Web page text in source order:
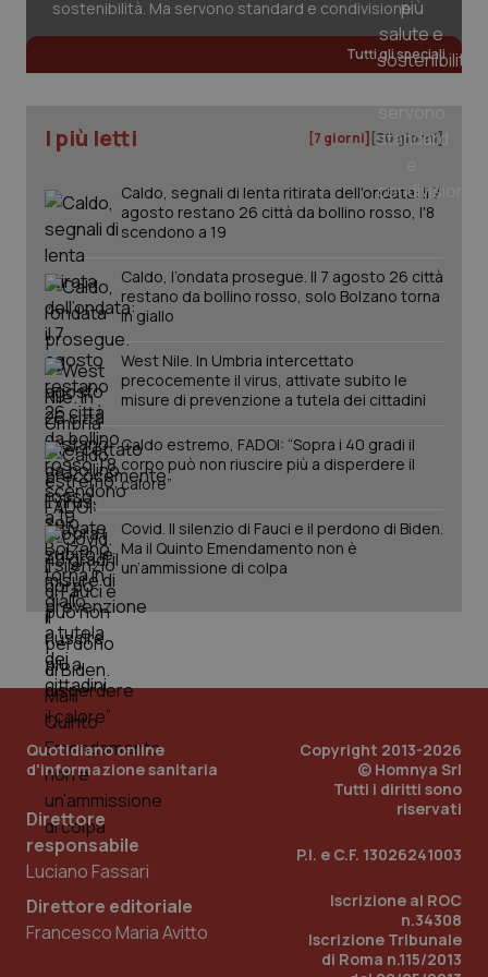
Sangue & coagulazione
Tiroide
Tumore al seno
Tumore ovarico
Tumori del Polmone & Testa Collo
Tumori gastrointestinali
Ulcera & Reflusso
Vaccini
sostenibilità. Ma servono standard e condivisione
Tutti gli speciali
I più letti [7 giorni] [30 giorni]
Caldo, segnali di lenta ritirata dell'ondata: il 7
agosto restano 26 città da bollino rosso, l'8
scendono a 19
Caldo, l’ondata prosegue. Il 7 agosto 26 città
restano da bollino rosso, solo Bolzano torna
in giallo
West Nile. In Umbria intercettato
precocemente il virus, attivate subito le
misure di prevenzione a tutela dei cittadini
Caldo estremo, FADOI: “Sopra i 40 gradi il
corpo può non riuscire più a disperdere il
calore”
Covid. Il silenzio di Fauci e il perdono di Biden.
Ma il Quinto Emendamento non è
un’ammissione di colpa
Quotidiano online
d'informazione sanitaria
Direttore
responsabile
Luciano Fassari
Direttore editoriale
Francesco Maria Avitto
Copyright 2013-2026
© Homnya Srl
Tutti i diritti sono
riservati
P.I. e C.F. 13026241003
Iscrizione al ROC
n.34308
Iscrizione Tribunale
di Roma n.115/2013
CookieScriptConsent
CookieScript
tracking-sites-ironfish-
tracking-enable
tracking-sites-ironfish-
session-id
_ga
1